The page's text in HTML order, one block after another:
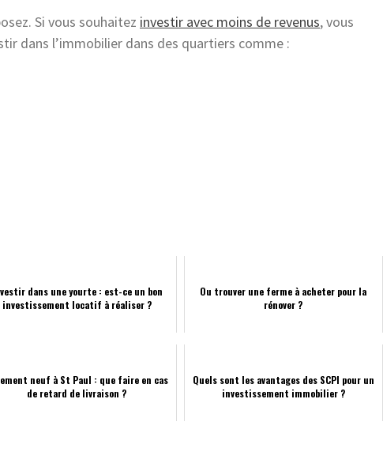
Si vous souhaitez investir avec moins de revenus, vous
dans l’immobilier dans des quartiers comme :
dans une yourte : est-ce un bon
investissement locatif à réaliser ?
Ou trouver une ferme à acheter pour la
rénover ?
neuf à St Paul : que faire en cas
de retard de livraison ?
Quels sont les avantages des SCPI pour un
investissement immobilier ?